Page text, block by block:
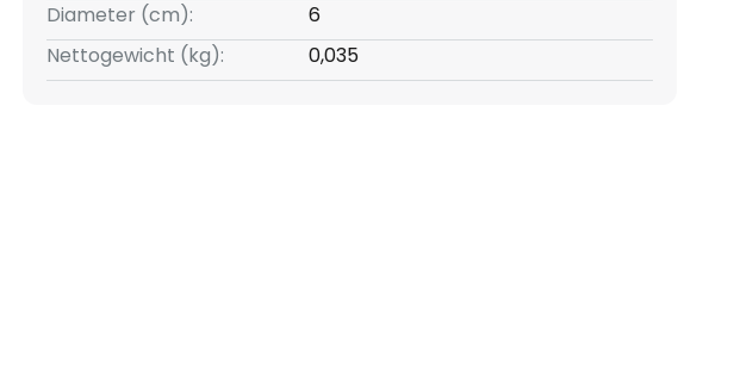
Diameter (cm):
6
Nettogewicht (kg):
0,035